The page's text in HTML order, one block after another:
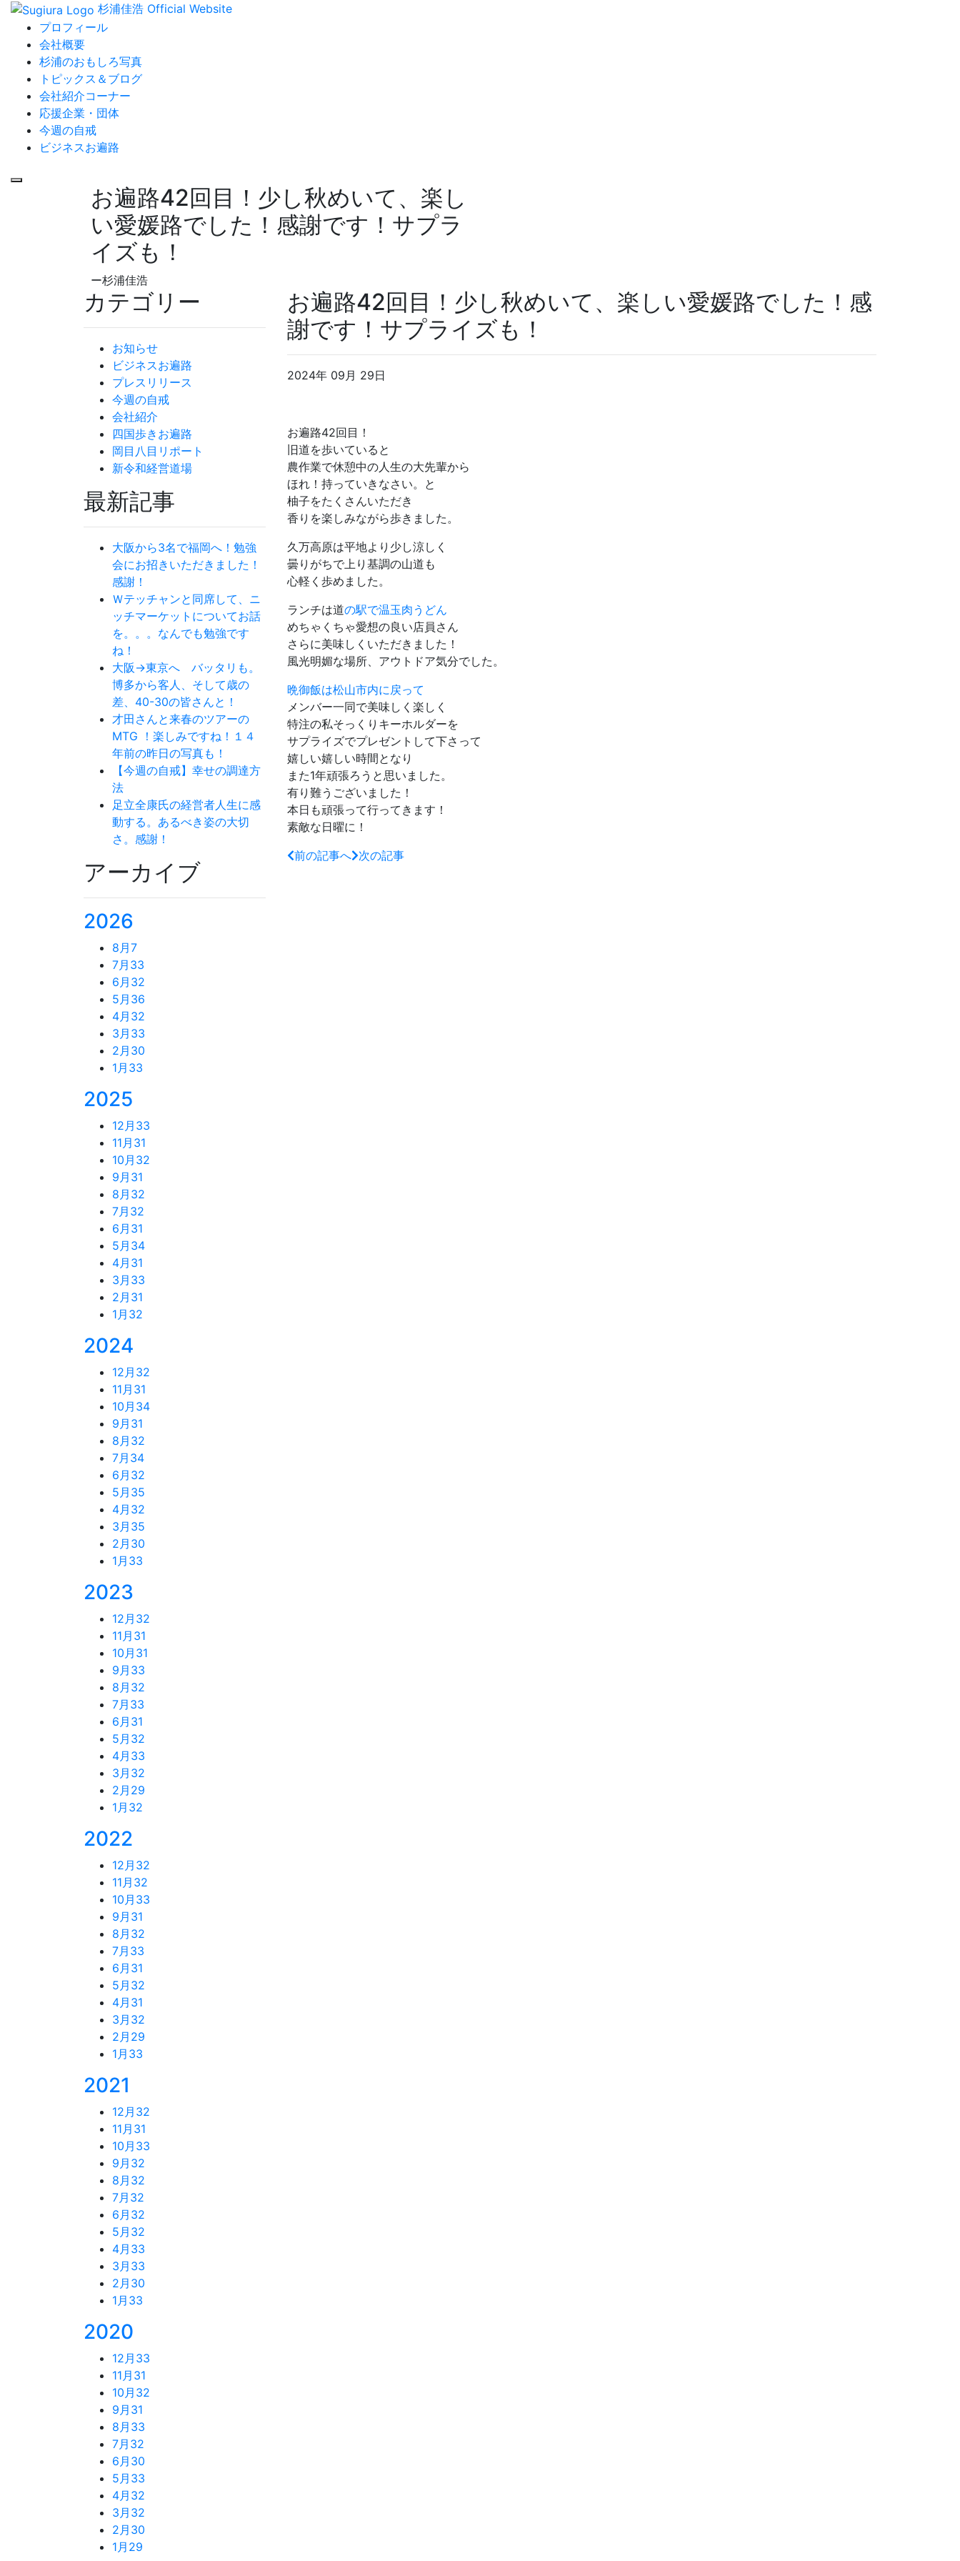
杉浦佳浩 Official Website
プロフィール
会社概要
杉浦のおもしろ写真
トピックス＆ブログ
会社紹介コーナー
応援企業・団体
今週の自戒
ビジネスお遍路
お遍路42回目！少し秋めいて、楽し
い愛媛路でした！感謝です！サプラ
イズも！
ー杉浦佳浩
お遍路42回目！少し秋めいて、楽しい愛媛路でした！感
謝です！サプライズも！
2024年 09月 29日
お遍路42回目！
旧道を歩いていると
農作業で休憩中の人生の大先輩から
ほれ！持っていきなさい。と
柚子をたくさんいただき
香りを楽しみながら歩きました。
久万高原は平地より少し涼しく
曇りがちで上り基調の山道も
心軽く歩めました。
ランチは道の駅で温玉肉うどん
めちゃくちゃ愛想の良い店員さん
さらに美味しくいただきました！
風光明媚な場所、アウトドア気分でした。
晩御飯は松山市内に戻って
メンバー一同で美味しく楽しく
特注の私そっくりキーホルダーを
サプライズでプレゼントして下さって
嬉しい嬉しい時間となり
また1年頑張ろうと思いました。
有り難うございました！
本日も頑張って行ってきます！
素敵な日曜に！
前の記事へ 次の記事
カテゴリー
お知らせ
ビジネスお遍路
プレスリリース
今週の自戒
会社紹介
四国歩きお遍路
岡目八目リポート
新令和経営道場
最新記事
大阪から3名で福岡へ！勉強
会にお招きいただきました！
感謝！
Ｗテッチャンと同席して、ニ
ッチマーケットについてお話
を。。。なんでも勉強です
ね！
大阪→東京へ バッタリも。
博多から客人、そして歳の
差、40-30の皆さんと！
才田さんと来春のツアーの
MTG ！楽しみですね！１４
年前の昨日の写真も！
【今週の自戒】幸せの調達方
法
足立全康氏の経営者人生に感
動する。あるべき姿の大切
さ。感謝！
アーカイブ
2026
8月7
7月 33
6月 32
5月 36
4月 32
3月 33
2月 30
1月 33
2025
12月 33
11月 31
10月 32
9月 31
8月 32
7月 32
6月 31
5月 34
4月 31
3月 33
2月 31
1月 32
2024
12月 32
11月 31
10月 34
9月 31
8月 32
7月 34
6月 32
5月 35
4月 32
3月 35
2月 30
1月 33
2023
12月 32
11月 31
10月 31
9月 33
8月 32
7月 33
6月 31
5月 32
4月 33
3月 32
2月 29
1月 32
2022
12月 32
11月 32
10月 33
9月 31
8月 32
7月 33
6月 31
5月 32
4月 31
3月 32
2月 29
1月 33
2021
12月 32
11月 31
10月 33
9月 32
8月 32
7月 32
6月 32
5月 32
4月 33
3月 33
2月 30
1月 33
2020
12月 33
11月 31
10月 32
9月 31
8月 33
7月 32
6月 30
5月 33
4月 32
3月 32
2月 30
1月 29